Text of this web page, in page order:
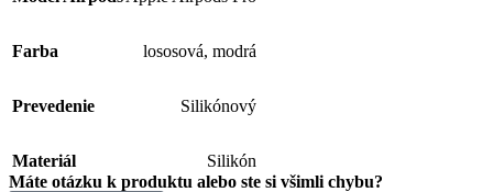
Farba lososová, modrá
Prevedenie Silikónový
Materiál
Silikón
Máte otázku k produktu alebo ste si všimli chybu?